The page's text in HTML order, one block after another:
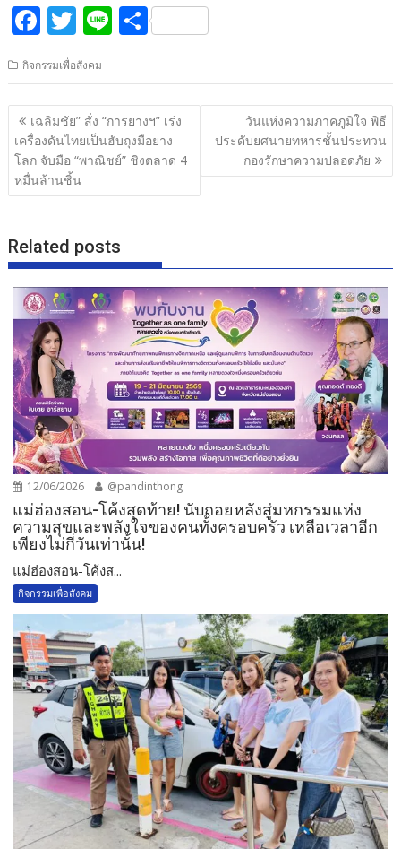
F
ac
e
b
o
o
k
T
itt
er
Li
e
S
ar
e
กิจกรรมเพื่อสังคม
แนะแนว
เรื่อง
เฉลิมชัย” สั่ง “การยางฯ” เร่ง
เครื่องดันไทยเป็นฮับถุงมือยาง
โลก จับมือ “พาณิชย์” ชิงตลาด 4
หมื่นล้านชิ้น
วันแห่งความภาคภูมิใจ พิธี
ประดับยศนายทหารชั้นประทวน
กองรักษาความปลอดภัย
Related posts
12/06/2026 @pandinthong
แม่ฮ่องสอน-โค้งสุดท้าย! นับถอยหลังสู่มหกรรมแห่ง
ความสุขและพลังใจของคนทั้งครอบครัว เหลือเวลาอีก
เพียงไม่กี่วันเท่านั้น!
แม่ฮ่องสอน-โค้งส...
กิจกรรมเพื่อสังคม